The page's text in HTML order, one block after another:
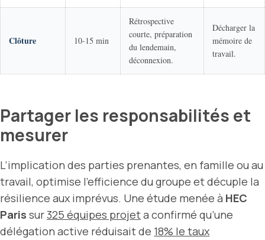
Clôture 10-15 min
Rétrospective
courte, préparation
du lendemain,
déconnexion.
Décharger la
mémoire de
travail.
Partager les responsabilités et
mesurer
L’implication des parties prenantes, en famille ou au
travail, optimise l’efficience du groupe et décuple la
résilience aux imprévus. Une étude menée à HEC
Paris sur325 équipes projeta confirmé qu’une
délégation active réduisait de 18% le taux